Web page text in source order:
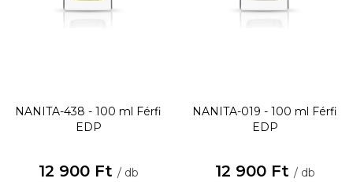
NANITA-438 - 100 ml
Férfi
EDP
12 900 Ft / db
NANITA-019 - 100 ml
Férfi
EDP
12 900 Ft / db